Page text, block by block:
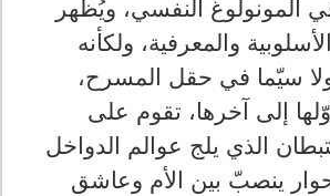
في المونولوغ النفسي، ويُظهر
والمعرفية، ولكأنه
سيّما في حقل المسرح،
إلى آخرها، تقوم على
الذي يلج عوالم الدواخل
ينصبّ بين الأم وعاشق